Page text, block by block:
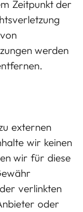
Zeitpunkt der
werden
externen
wir keinen
wir für diese
verlinkten
oder